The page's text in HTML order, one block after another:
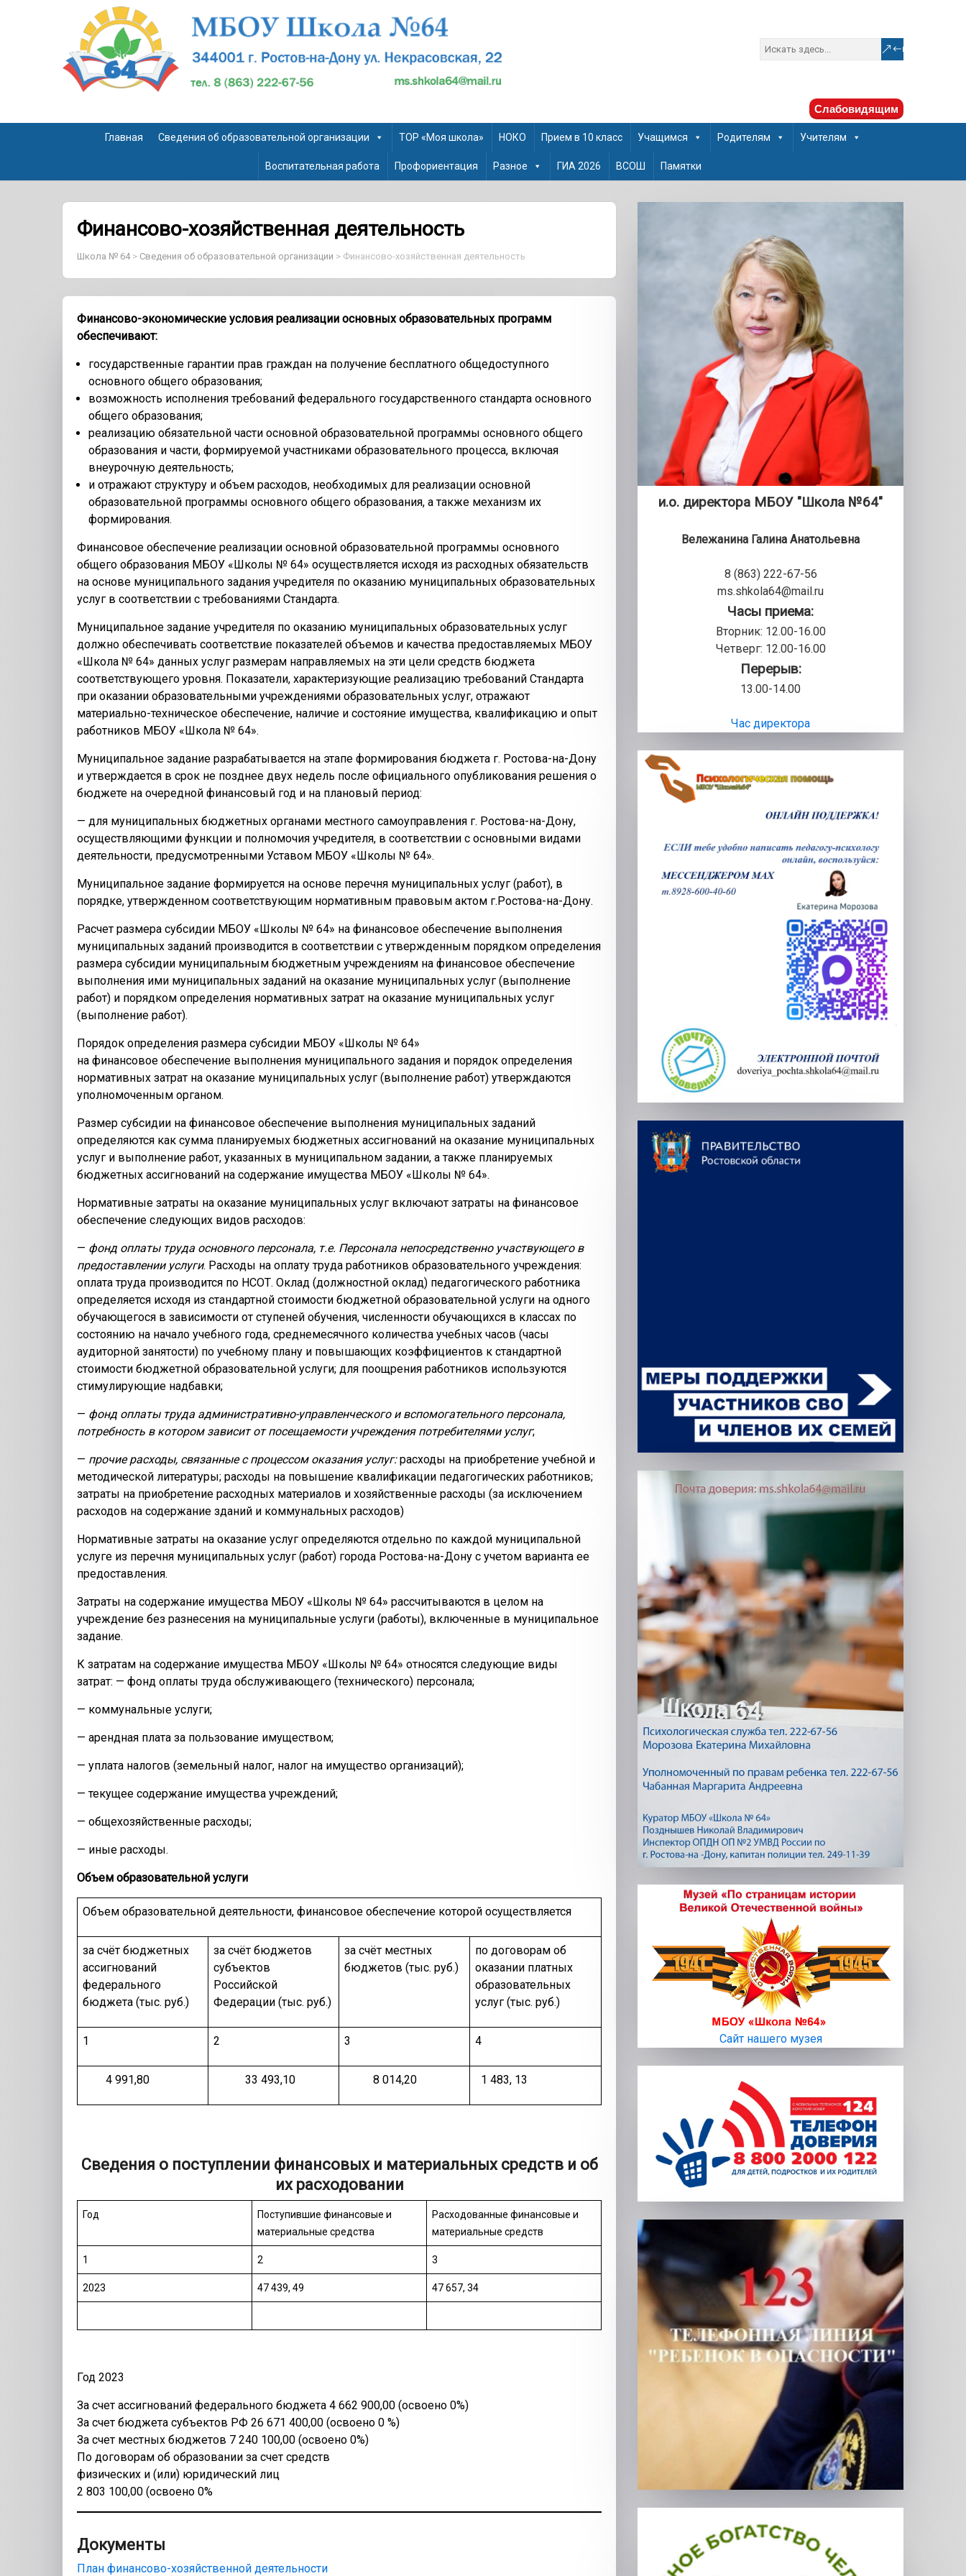
Слабовидящим
Главная Сведения об образовательной организации ТОР «Моя школа» НОКО Прием в 10 класс Учащимся Родителям Учителям
Воспитательная работа Профориентация Разное ГИА 2026 ВСОШ Памятки
Финансово-хозяйственная деятельность
Школа № 64> Сведения об образовательной организации > Финансово-хозяйственная деятельность
Финансово-экономические условия реализации основных образовательных программ
обеспечивают:
государственные гарантии прав граждан на получение бесплатного общедоступного
основного общего образования;
возможность исполнения требований федерального государственного стандарта основного
общего образования;
реализацию обязательной части основной образовательной программы основного общего
образования и части, формируемой участниками образовательного процесса, включая
внеурочную деятельность;
и отражают структуру и объем расходов, необходимых для реализации основной
образовательной программы основного общего образования, а также механизм их
формирования.
Финансовое обеспечение реализации основной образовательной программы основного
общего образования МБОУ «Школы № 64» осуществляется исходя из расходных обязательств
на основе муниципального задания учредителя по оказанию муниципальных образовательных
услуг в соответствии с требованиями Стандарта.
Муниципальное задание учредителя по оказанию муниципальных образовательных услуг
должно обеспечивать соответствие показателей объемов и качества предоставляемых МБОУ
«Школа № 64» данных услуг размерам направляемых на эти цели средств бюджета
соответствующего уровня. Показатели, характеризующие реализацию требований Стандарта
при оказании образовательными учреждениями образовательных услуг, отражают
материально-техническое обеспечение, наличие и состояние имущества, квалификацию и опыт
работников МБОУ «Школа № 64».
Муниципальное задание разрабатывается на этапе формирования бюджета г. Ростова-на-Дону
и утверждается в срок не позднее двух недель после официального опубликования решения о
бюджете на очередной финансовый год и на плановый период:
— для муниципальных бюджетных органами местного самоуправления г. Ростова-на-Дону,
осуществляющими функции и полномочия учредителя, в соответствии с основными видами
деятельности, предусмотренными Уставом МБОУ «Школы № 64».
Муниципальное задание формируется на основе перечня муниципальных услуг (работ), в
порядке, утвержденном соответствующим нормативным правовым актом г.Ростова-на-Дону.
Расчет размера субсидии МБОУ «Школы № 64» на финансовое обеспечение выполнения
муниципальных заданий производится в соответствии с утвержденным порядком определения
размера субсидии муниципальным бюджетным учреждениям на финансовое обеспечение
выполнения ими муниципальных заданий на оказание муниципальных услуг (выполнение
работ) и порядком определения нормативных затрат на оказание муниципальных услуг
(выполнение работ).
Порядок определения размера субсидии МБОУ «Школы № 64»
на финансовое обеспечение выполнения муниципального задания и порядок определения
нормативных затрат на оказание муниципальных услуг (выполнение работ) утверждаются
уполномоченным органом.
Размер субсидии на финансовое обеспечение выполнения муниципальных заданий
определяются как сумма планируемых бюджетных ассигнований на оказание муниципальных
услуг и выполнение работ, указанных в муниципальном задании, а также планируемых
бюджетных ассигнований на содержание имущества МБОУ «Школы № 64».
Нормативные затраты на оказание муниципальных услуг включают затраты на финансовое
обеспечение следующих видов расходов:
— фонд оплаты труда основного персонала, т.е. Персонала непосредственно участвующего в
предоставлении услуги. Расходы на оплату труда работников образовательного учреждения:
оплата труда производится по НСОТ. Оклад (должностной оклад) педагогического работника
определяется исходя из стандартной стоимости бюджетной образовательной услуги на одного
обучающегося в зависимости от ступеней обучения, численности обучающихся в классах по
состоянию на начало учебного года, среднемесячного количества учебных часов (часы
аудиторной занятости) по учебному плану и повышающих коэффициентов к стандартной
стоимости бюджетной образовательной услуги; для поощрения работников используются
стимулирующие надбавки;
— фонд оплаты труда административно-управленческого и вспомогательного персонала,
потребность в котором зависит от посещаемости учреждения потребителями услуг;
— прочие расходы, связанные с процессом оказания услуг:расходы на приобретение учебной и
методической литературы; расходы на повышение квалификации педагогических работников;
затраты на приобретение расходных материалов и хозяйственные расходы (за исключением
расходов на содержание зданий и коммунальных расходов)
Нормативные затраты на оказание услуг определяются отдельно по каждой муниципальной
услуге из перечня муниципальных услуг (работ) города Ростова-на-Дону с учетом варианта ее
предоставления.
Затраты на содержание имущества МБОУ «Школы № 64» рассчитываются в целом на
учреждение без разнесения на муниципальные услуги (работы), включенные в муниципальное
задание.
К затратам на содержание имущества МБОУ «Школы № 64» относятся следующие виды
затрат: — фонд оплаты труда обслуживающего (технического) персонала;
— коммунальные услуги;
— арендная плата за пользование имуществом;
— уплата налогов (земельный налог, налог на имущество организаций);
— текущее содержание имущества учреждений;
— общехозяйственные расходы;
— иные расходы.
Объем образовательной услуги
Объем образовательной деятельности, финансовое обеспечение которой осуществляется
за счёт бюджетных
ассигнований
федерального
бюджета (тыс. руб.)
за счёт бюджетов
субъектов
Российской
Федерации (тыс. руб.)
за счёт местных
бюджетов (тыс. руб.)
по договорам об
оказании платных
образовательных
услуг (тыс. руб.)
1 2 3 4
4 991,80 33 493,10 8 014,20 1 483, 13
Сведения о поступлении финансовых и материальных средств и об
их расходовании
Год
Поступившие финансовые и
материальные средства
Расходованные финансовые и
материальные средств
1 2 3
2023 47 439, 49 47 657, 34
Год 2023
За счет ассигнований федерального бюджета 4 662 900,00 (освоено 0%)
За счет бюджета субъектов РФ 26 671 400,00 (освоено 0 %)
За счет местных бюджетов 7 240 100,00 (освоено 0%)
По договорам об образовании за счет средств
физических и (или) юридический лиц
2 803 100,00 (освоено 0%
Документы
План финансово-хозяйственной деятельности
и.о. директора МБОУ "Школа №64"
Вележанина Галина Анатольевна
8 (863) 222-67-56
ms.shkola64@mail.ru
Часы приема:
Вторник: 12.00-16.00
Четверг: 12.00-16.00
Перерыв:
13.00-14.00
Час директора
Сайт нашего музея